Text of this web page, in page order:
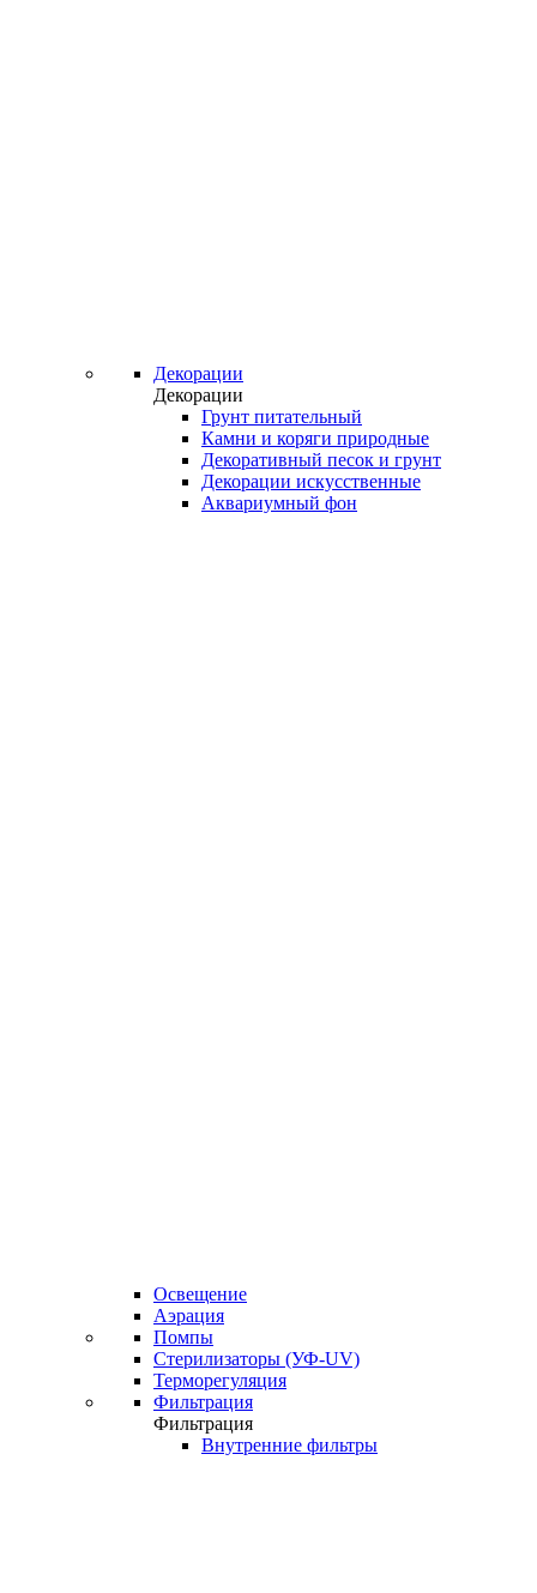
Декорации
Декорации
Грунт питательный
Камни и коряги природные
Декоративный песок и грунт
Декорации искусственные
Аквариумный фон
Освещение
Аэрация
Помпы
Стерилизаторы (УФ-UV)
Терморегуляция
Фильтрация
Фильтрация
Внутренние фильтры